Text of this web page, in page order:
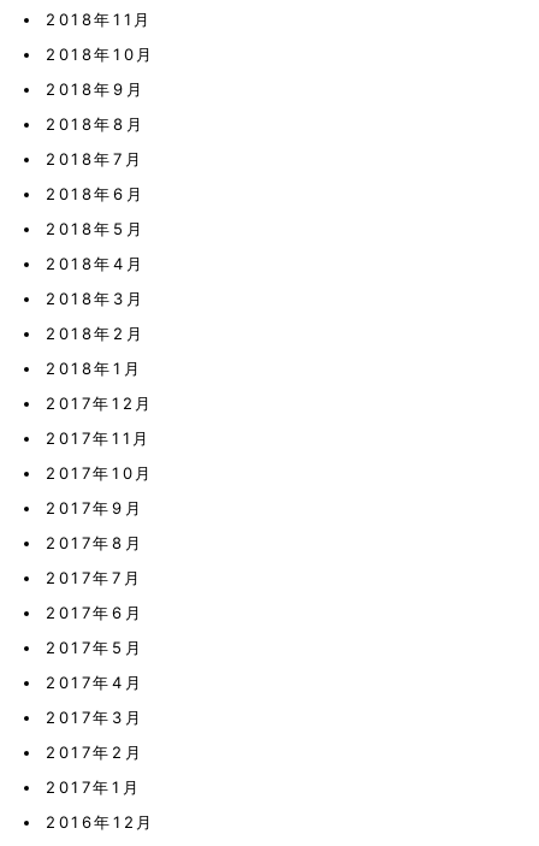
2018年11月
2018年10月
2018年9月
2018年8月
2018年7月
2018年6月
2018年5月
2018年4月
2018年3月
2018年2月
2018年1月
2017年12月
2017年11月
2017年10月
2017年9月
2017年8月
2017年7月
2017年6月
2017年5月
2017年4月
2017年3月
2017年2月
2017年1月
2016年12月